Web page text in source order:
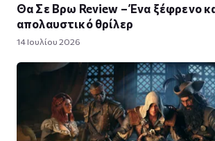
Θα Σε Βρω Review – Ένα ξέφρενο
απολαυστικό θρίλερ
14 Ιουλίου 2026